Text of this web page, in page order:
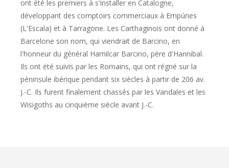
ont été les premiers à s'installer en Catalogne,
développant des comptoirs commerciaux à Empúries
(L'Escala) et à Tarragone. Les Carthaginois ont donné à
Barcelone son nom, qui viendrait de Barcino, en
l'honneur du général Hamilcar Barcino, père d'Hannibal.
Ils ont été suivis par les Romains, qui ont régné sur la
péninsule ibérique pendant six siècles à partir de 206 av.
J.-C. Ils furent finalement chassés par les Vandales et les
Wisigoths au cinquième siècle avant J.-C.